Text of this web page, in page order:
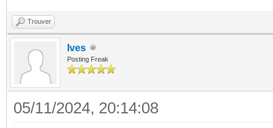
Trouver
Ives
Posting Freak
05/11/2024, 20:14:08